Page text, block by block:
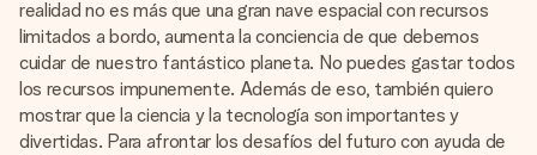
realidad no es más que una gran nave espacial con recursos
limitados a bordo, aumenta la conciencia de que debemos
cuidar de nuestro fantástico planeta. No puedes gastar todos
los recursos impunemente. Además de eso, también quiero
mostrar que la ciencia y la tecnología son importantes y
divertidas. Para afrontar los desafíos del futuro con ayuda de